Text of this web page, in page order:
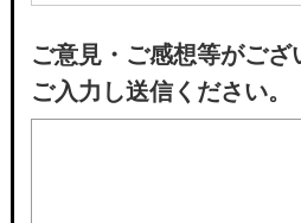
ご意見・ご感想等がござ
ご入力し送信ください。